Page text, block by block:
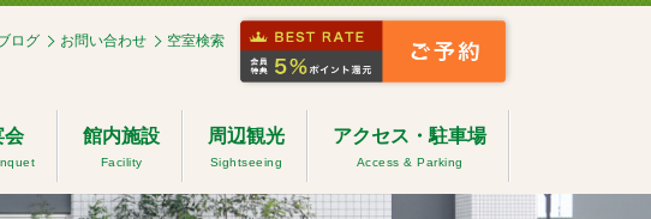
ログ お問い合わせ 空室検索
会 館内施設
Facility
周辺観光
Sightseeing
アクセス・駐車場
Access & Parking